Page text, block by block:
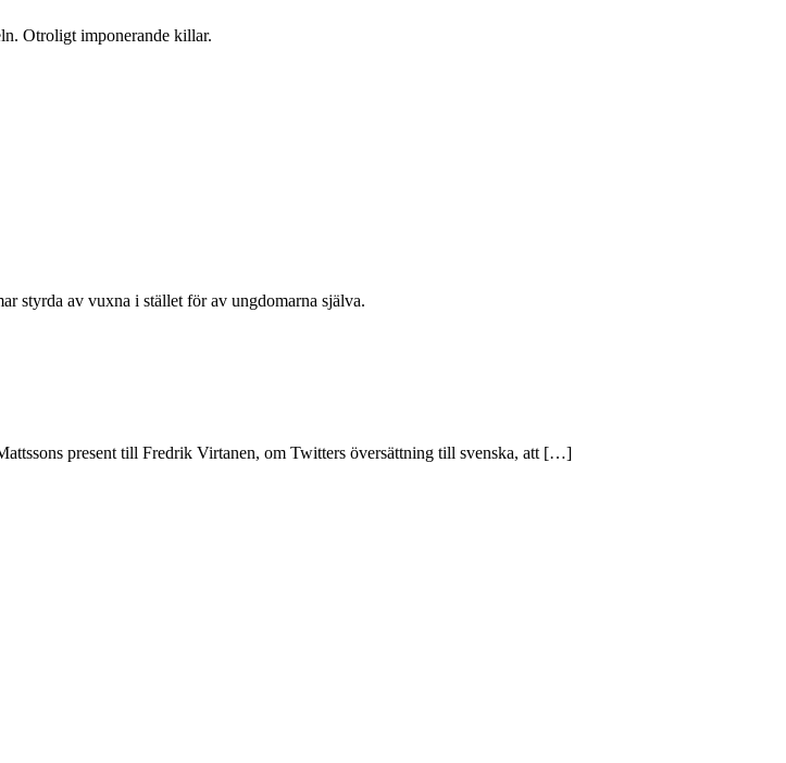
Otroligt imponerande killar.
styrda av vuxna i stället för av ungdomarna själva.
present till Fredrik Virtanen, om Twitters översättning till svenska, att […]